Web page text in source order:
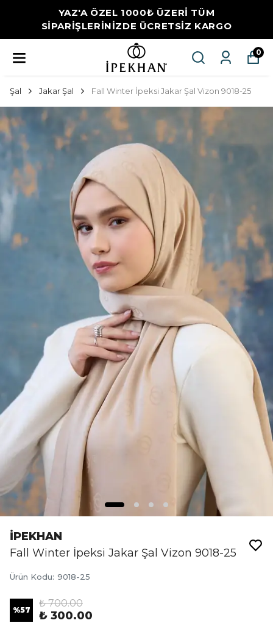
YAZ'A ÖZEL 1000₺ ÜZERİ TÜM
SİPARİŞLERİNİZDE ÜCRETSİZ KARGO
0
Şal Jakar Şal Fall Winter İpeksi Jakar Şal Vizon 9018-25
İPEKHAN
Fall Winter İpeksi Jakar Şal Vizon 9018-25
Ürün Kodu: 9018-25
%57
₺ 700.00
₺ 300.00